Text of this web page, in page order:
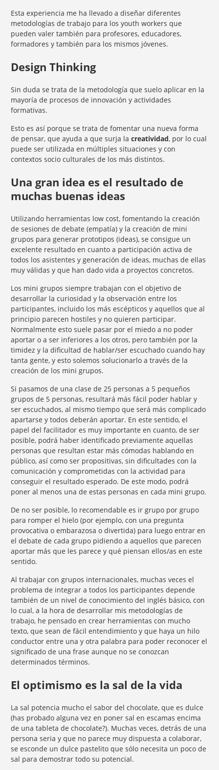
Esta experiencia me ha llevado a diseñar diferentes
metodologías de trabajo para los youth workers que
pueden valer también para profesores, educadores,
formadores y también para los mismos jóvenes.
Design Thinking
Sin duda se trata de la metodología que suelo aplicar en la
mayoría de procesos de innovación y actividades
formativas.
Esto es así porque se trata de fomentar una nueva forma
de pensar, que ayuda a que surja lacreatividad, por lo cual
puede ser utilizada en múltiples situaciones y con
contextos socio culturales de los más distintos.
Una gran idea es el resultado de
muchas buenas ideas
Utilizando herramientas low cost, fomentando la creación
de sesiones de debate (empatía) y la creación de mini
grupos para generar prototipos (ideas), se consigue un
excelente resultado en cuanto a participación activa de
todos los asistentes y generación de ideas, muchas de ellas
muy válidas y que han dado vida a proyectos concretos.
Los mini grupos siempre trabajan con el objetivo de
desarrollar la curiosidad y la observación entre los
participantes, incluido los más escépticos y aquellos que al
principio parecen hostiles y no quieren participar.
Normalmente esto suele pasar por el miedo a no poder
aportar o a ser inferiores a los otros, pero también por la
timidez y la dificultad de hablar/ser escuchado cuando hay
tanta gente, y esto solemos solucionarlo a través de la
creación de los mini grupos.
Si pasamos de una clase de 25 personas a 5 pequeños
grupos de 5 personas, resultará más fácil poder hablar y
ser escuchados, al mismo tiempo que será más complicado
apartarse y todos deberán aportar. En este sentido, el
papel del facilitador es muy importante en cuanto, de ser
posible, podrá haber identificado previamente aquellas
personas que resultan estar más cómodas hablando en
público, así como ser propositivas, sin dificultades con la
comunicación y comprometidas con la actividad para
conseguir el resultado esperado. De este modo, podrá
poner al menos una de estas personas en cada mini grupo.
De no ser posible, lo recomendable es ir grupo por grupo
para romper el hielo (por ejemplo, con una pregunta
provocativa o embarazosa o divertida) para luego entrar en
el debate de cada grupo pidiendo a aquellos que parecen
aportar más que les parece y qué piensan ellos/as en este
sentido.
Al trabajar con grupos internacionales, muchas veces el
problema de integrar a todos los participantes depende
también de un nivel de conocimiento del inglés básico, con
lo cual, a la hora de desarrollar mis metodologías de
trabajo, he pensado en crear herramientas con mucho
texto, que sean de fácil entendimiento y que haya un hilo
conductor entre una y otra palabra para poder reconocer el
significado de una frase aunque no se conozcan
determinados términos.
El optimismo es la sal de la vida
La sal potencia mucho el sabor del chocolate, que es dulce
(has probado alguna vez en poner sal en escamas encima
de una tableta de chocolate?). Muchas veces, detrás de una
persona seria y que no parece muy dispuesta a colaborar,
se esconde un dulce pastelito que sólo necesita un poco de
sal para demostrar todo su potencial.